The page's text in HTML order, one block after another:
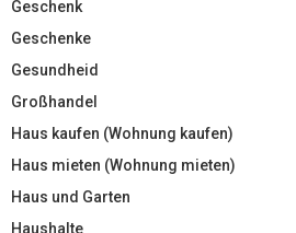
Geschenk
Geschenke
Gesundheid
Großhandel
Haus kaufen (Wohnung kaufen)
Haus mieten (Wohnung mieten)
Haus und Garten
Haushalte